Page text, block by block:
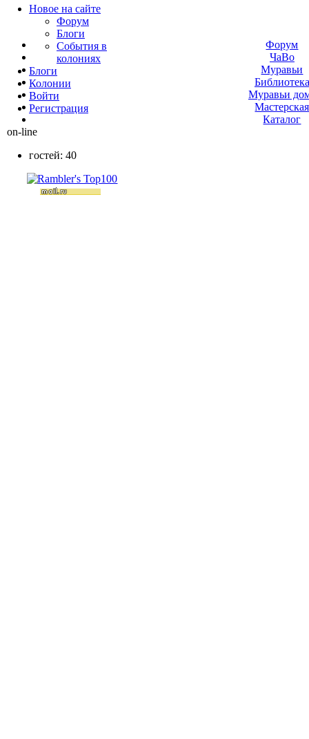
Новое на сайте
Форум
Блоги
События в
колониях
Блоги
Колонии
Войти
Peгиcтpaция
on-line
гостей: 40
Форум
ЧаВо
Муравьи
Библиотека
Муравьи
Мастерская
Каталог